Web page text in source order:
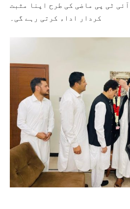
ٹی پی ماضی کی طرح اپنا مثبت
کردار اداء کرتی رہے گی۔